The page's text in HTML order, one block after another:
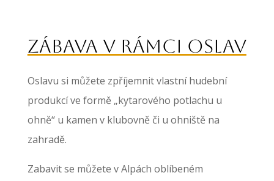
ZÁBAVA V RÁMCI OSLAV
Oslavu si můžete zpříjemnit vlastní hudební
produkcí ve formě „kytarového potlachu u
ohně“ u kamen v klubovně či u ohniště na
zahradě.
Zabavit se můžete v Alpách oblíbeném